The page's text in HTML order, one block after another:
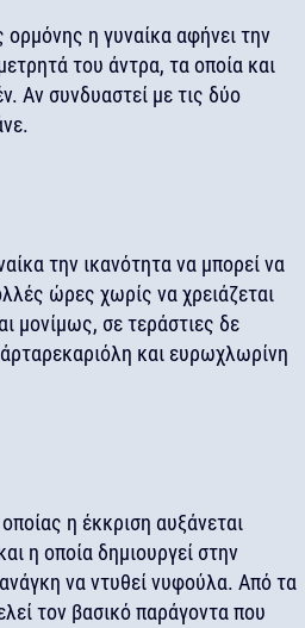
η γυναίκα αφήνει την
του άντρα, τα οποία και
Αν συνδυαστεί με τις δύο
την ικανότητα να μπορεί να
ώρες χωρίς να χρειάζεται
μονίμως, σε τεράστιες δε
και ευρωχλωρίνη
η έκκριση αυξάνεται
η οποία δημιουργεί στην
να ντυθεί νυφούλα. Από τα
τον βασικό παράγοντα που